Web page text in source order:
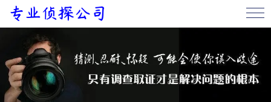
首页
公司简介
服务项目
调查案例